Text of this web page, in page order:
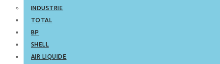
INDUSTRIE
TOTAL
BP
SHELL
AIR LIQUIDE